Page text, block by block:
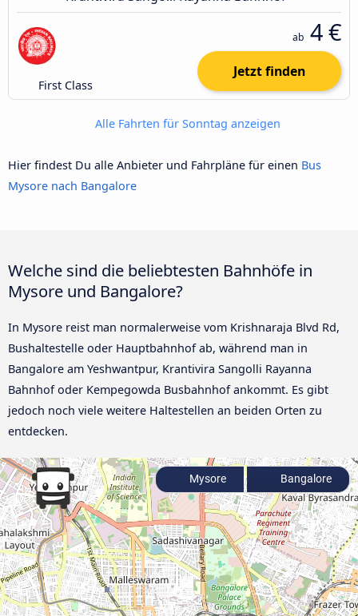
First Class
ab 4 €
Jetzt finden
Alle Fahrten für Sonntag anzeigen
Hier findest Du alle Anbieter und Fahrpläne für einen Bus
Mysore nach Bangalore
Welche sind die beliebtesten Bahnhöfe in
Mysore und Bangalore?
In Mysore reist man normalerweise vom Krishnaraja Blvd Rd,
Bushaltestelle oder Hauptbahnhof ab, während man in
Bangalore am Yeshwantpur, Krantivira Sangolli Rayanna
Bahnhof oder Kempegowda Busbahnhof ankommt. Es gibt
jedoch noch viele weitere Haltestellen an beiden Orten zu
entdecken.
Mysore Bangalore